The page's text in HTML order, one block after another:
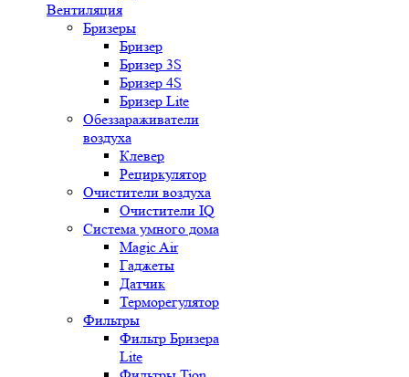
Вентиляция
Бризеры
Бризер
Бризер 3S
Бризер 4S
Бризер Lite
Обеззараживатели
воздуха
Клевер
Рециркулятор
Очистители воздуха
Очистители IQ
Система умного дома
Magic Air
Гаджеты
Датчик
Терморегулятор
Фильтры
Фильтр Бризера
Lite